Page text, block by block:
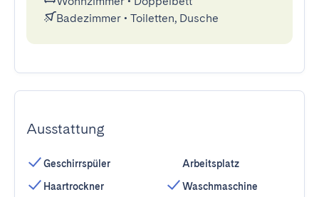
Badezimmer • Toiletten, Dusche
Ausstattung
Geschirrspüler
Haartrockner
Arbeitsplatz
Waschmaschine